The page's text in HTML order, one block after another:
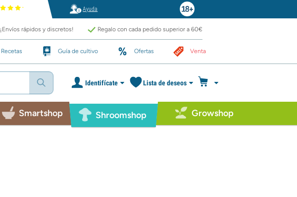
Ayuda
¡Envíos rápidos y discretos! Regalo con cada pedido superior a 60€
Recetas Guía de cultivo Ofertas Venta
Identifícate Lista de deseos
Smartshop Shroomshop Growshop